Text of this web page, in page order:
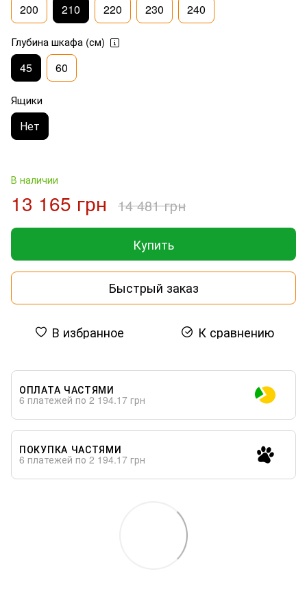
200 210 220 230 240
Глубина шкафа (см)
45 60
Ящики
Нет
В наличии
13 165 грн 14 481 грн
Купить
Быстрый заказ
В избранное К сравнению
ОПЛАТА ЧАСТЯМИ
6 платежей по 2 194.17 грн
ПОКУПКА ЧАСТЯМИ
6 платежей по 2 194.17 грн